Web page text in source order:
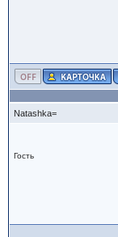
Natashka=
Гость